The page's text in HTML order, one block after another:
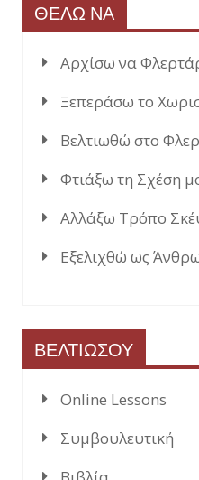
ΘΕΛΩ ΝΑ
Αρχίσω να
Ξεπεράσω το
Βελτιωθώ στο
Φτιάξω τη Σχέση
Αλλάξω Τρόπο
Εξελιχθώ ως
ΒΕΛΤΙΩΣΟΥ
Online Lessons
Συμβουλευτική